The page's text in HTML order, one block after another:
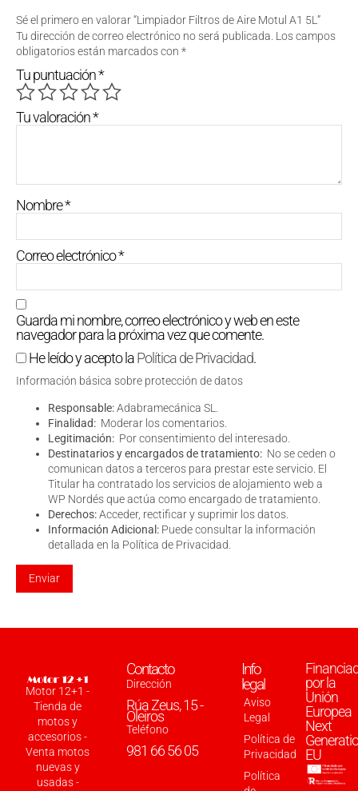
Sé el primero en valorar “Limpiador Filtros de Aire Motul A1 5L”
Tu dirección de correo electrónico no será publicada. Los campos
obligatorios están marcados con *
Tu puntuación*
Tu valoración*
Nombre*
Correo electrónico*
Guarda mi nombre, correo electrónico y web en este
navegador para la próxima vez que comente.
He leído y acepto laPolítica de Privacidad.
Información básica sobre protección de datos
Responsable:Adabramecánica SL.
Finalidad: Moderar los comentarios.
Legitimación: Por consentimiento del interesado.
Destinatarios y encargados de tratamiento: No se ceden o
comunican datos a terceros para prestar este servicio. El
Titular ha contratado los servicios de alojamiento web a
WP Nordés que actúa como encargado de tratamiento.
Derechos:Acceder, rectificar y suprimir los datos.
Información Adicional: Puede consultar la información
detallada en la Política de Privacidad.
Motor 12+1 -
Tienda de
motos y
accesorios -
Venta motos
nuevas y
usadas -
Contacto
Dirección
Rúa Zeus, 15 -
Oleiros
Teléfono
981 66 56 05
Info
legal
Aviso
Legal
Política de
Privacidad
Política
por la
Unión
Europea
Next
EU